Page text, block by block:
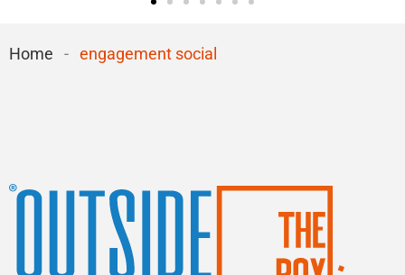
Home - engagement social